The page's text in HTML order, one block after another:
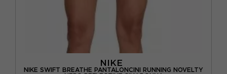
NIKE
NIKE SWIFT BREATHE PANTALONCINI RUNNING NOVELTY